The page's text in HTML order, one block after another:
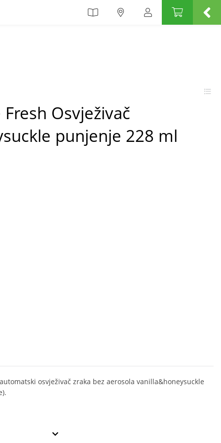
Osvježivač
punjenje 228 ml
osvježivač zraka bez aerosola vanilla&honeysuckle